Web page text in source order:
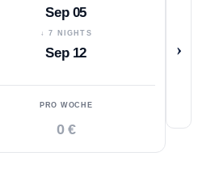
Sep 05
↓ 7 NIGHTS
Sep 12
PRO WOCHE
0 €
›